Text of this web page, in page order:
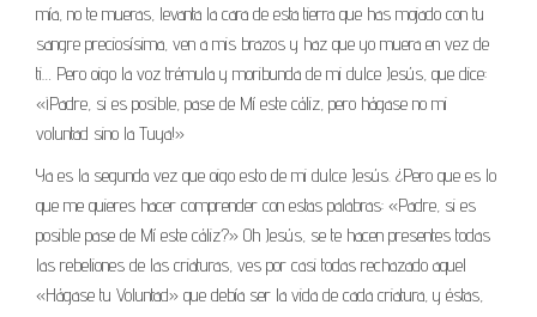
mía, no te mueras, levanta la cara de esta tierra que has mojado con tu
sangre preciosísima, ven a mis brazos y haz que yo muera en vez de
ti… Pero oigo la voz trémula y moribunda de mi dulce Jesús, que dice:
«¡Padre, si es posible, pase de Mí este cáliz, pero hágase no mi
voluntad sino la Tuya!»
Ya es la segunda vez que oigo esto de mi dulce Jesús. ¿Pero que es lo
que me quieres hacer comprender con estas palabras: «Padre, si es
posible pase de Mí este cáliz?» Oh Jesús, se te hacen presentes todas
las rebeliones de las criaturas, ves por casi todas rechazado aquel
«Hágase tu Voluntad» que debía ser la vida de cada criatura, y éstas,